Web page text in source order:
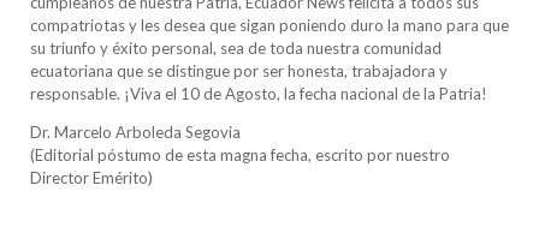
compatriotas y les desea que sigan poniendo duro la mano para que
su triunfo y éxito personal, sea de toda nuestra comunidad
ecuatoriana que se distingue por ser honesta, trabajadora y
responsable. ¡Viva el 10 de Agosto, la fecha nacional de la Patria!
Dr. Marcelo Arboleda Segovia
(Editorial póstumo de esta magna fecha, escrito por nuestro
Director Emérito)